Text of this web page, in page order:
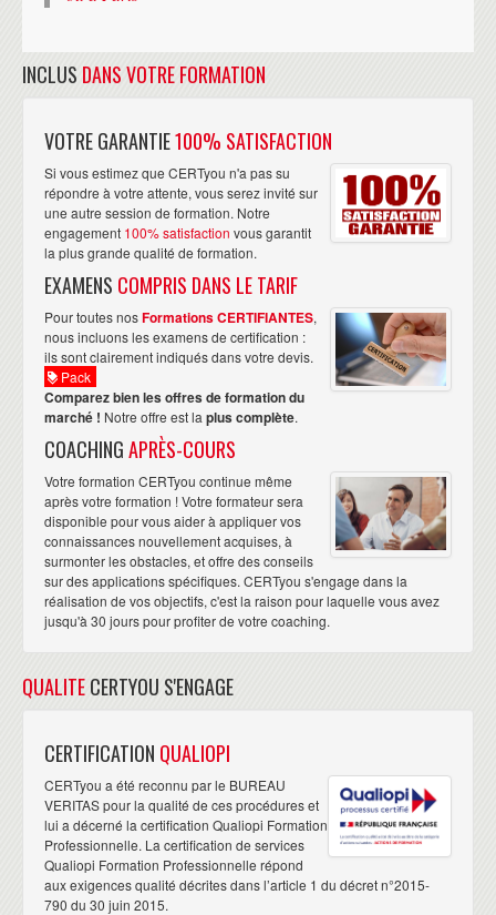
INCLUS DANS VOTRE FORMATION
VOTRE GARANTIE100% SATISFACTION
Si vous estimez que CERTyou n'a pas su
répondre à votre attente, vous serez invité sur
une autre session de formation. Notre
engagement 100% satisfaction vous garantit
la plus grande qualité de formation.
EXAMENS COMPRIS DANS LE TARIF
Pour toutes nosFormations CERTIFIANTES,
nous incluons les examens de certification :
ils sont clairement indiqués dans votre devis.
Pack
Comparez bien les offres de formation du
marché ! Notre offre est la plus complète.
COACHINGAPRÈS-COURS
Votre formation CERTyou continue même
après votre formation ! Votre formateur sera
disponible pour vous aider à appliquer vos
connaissances nouvellement acquises, à
surmonter les obstacles, et offre des conseils
sur des applications spécifiques. CERTyou s'engage dans la
réalisation de vos objectifs, c'est la raison pour laquelle vous avez
jusqu'à 30 jours pour profiter de votre coaching.
QUALITECERTYOU S'ENGAGE
CERTIFICATION QUALIOPI
CERTyou a été reconnu par le BUREAU
VERITAS pour la qualité de ces procédures et
lui a décerné la certification Qualiopi Formation
Professionnelle. La certification de services
Qualiopi Formation Professionnelle répond
aux exigences qualité décrites dans l’article 1 du décret n°2015-
790 du 30 juin 2015.